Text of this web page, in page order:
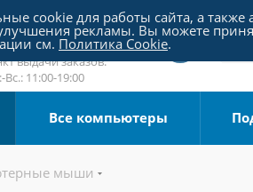
шоссе 18, пав. 267
sale@pc-arena.ru
Вс.: 10:00-20:00
выдачи заказов:
Вс.: 11:00-19:00
Все компьютеры
мыши
cookie для работы сайта, а
рекламы. Вы можете
см. Политика Cookie.